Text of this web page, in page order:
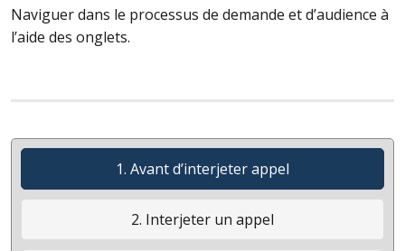
Naviguer dans le processus de demande et d’audience à
l’aide des onglets.
1. Avant d’interjeter appel
2. Interjeter un appel